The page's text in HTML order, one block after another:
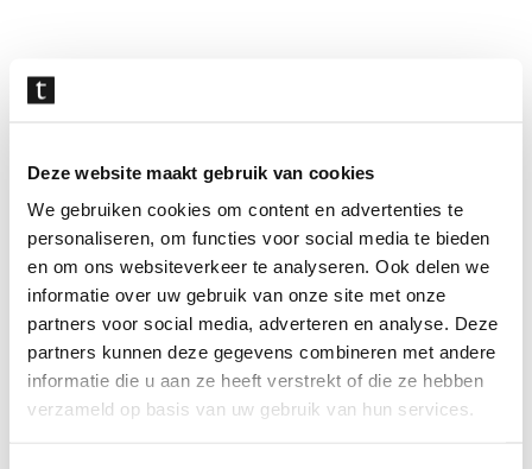
Deze website maakt gebruik van cookies
We gebruiken cookies om content en advertenties te
personaliseren, om functies voor social media te bieden
en om ons websiteverkeer te analyseren. Ook delen we
informatie over uw gebruik van onze site met onze
partners voor social media, adverteren en analyse. Deze
partners kunnen deze gegevens combineren met andere
informatie die u aan ze heeft verstrekt of die ze hebben
verzameld op basis van uw gebruik van hun services.
overslaan